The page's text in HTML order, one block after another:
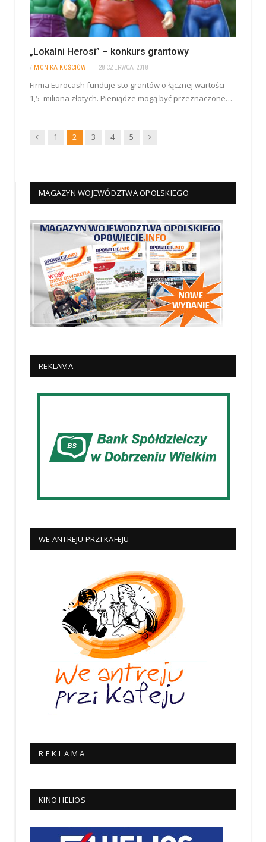
„Lokalni Herosi” – konkurs grantowy
/ MONIKA KOŚCIÓW 28 CZERWCA 2018
Firma Eurocash funduje sto grantów o łącznej wartości
1,5 miliona złotych. Pieniądze mogą być przeznaczone…
Wstecz
1 2 3 4 5 Dalej
MAGAZYN WOJEWÓDZTWA OPOLSKIEGO
REKLAMA
WE ANTREJU PRZI KAFEJU
R E K L A M A
KINO HELIOS